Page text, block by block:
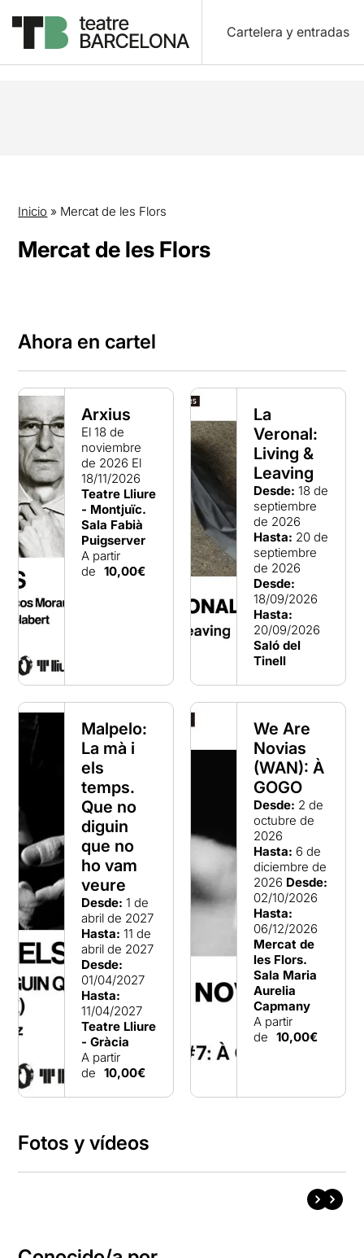
Cartelera y entradas
Inicio » Mercat de les Flors
Mercat de les Flors
Ahora en cartel
Arxius
El 18 de
noviembre
de 2026 El
18/11/2026
Teatre Lliure
- Montjuïc.
Sala Fabià
Puigserver
A partir
de 10,00€
La
Veronal:
Living &
Leaving
Desde: 18 de
septiembre
de 2026
Hasta: 20 de
septiembre
de 2026
Desde:
18/09/2026
Hasta:
20/09/2026
Saló del
Tinell
Malpelo:
La mà i
els
temps.
Que no
diguin
que no
ho vam
veure
Desde: 1 de
abril de 2027
Hasta: 11 de
abril de 2027
Desde:
01/04/2027
Hasta:
11/04/2027
Teatre Lliure
- Gràcia
A partir
de 10,00€
We Are
Novias
(WAN): À
GOGO
Desde: 2 de
octubre de
2026
Hasta: 6 de
diciembre de
2026 Desde:
02/10/2026
Hasta:
06/12/2026
Mercat de
les Flors.
Sala Maria
Aurelia
Capmany
A partir
de 10,00€
Fotos y vídeos